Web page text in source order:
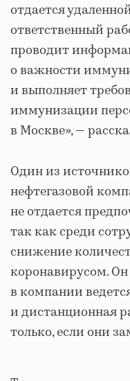
отдается
ответственный
проводит
о важности
и выполняет
иммунизации
в Москве», —
Один из
нефтегазовой
не отдается
так как среди
снижение
коронавирусом.
в компании
и дистанционная
только, если они